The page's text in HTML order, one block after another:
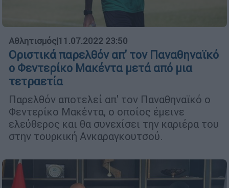
Αθλητισμός|11.07.2022 23:50
Οριστικά παρελθόν απ' τον Παναθηναϊκό
ο Φεντερίκο Μακέντα μετά από μια
τετραετία
Παρελθόν αποτελεί απ' τον Παναθηναϊκό ο
Φεντερίκο Μακέντα, ο οποίος έμεινε
ελεύθερος και θα συνεχίσει την καριέρα του
στην τουρκική Ανκαραγκουτσού.